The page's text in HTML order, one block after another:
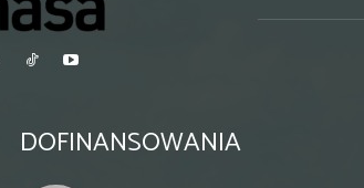
DOFINANSOWANIA